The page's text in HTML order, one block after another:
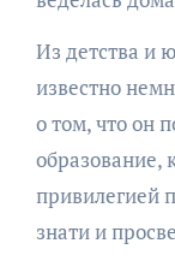
Из детства и
известно
о том, что он
образование,
привилегией
знати и